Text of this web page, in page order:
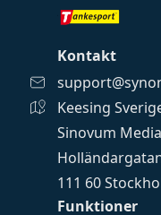
Funktioner
Kontakt
Keesing
Sinovum
111 60